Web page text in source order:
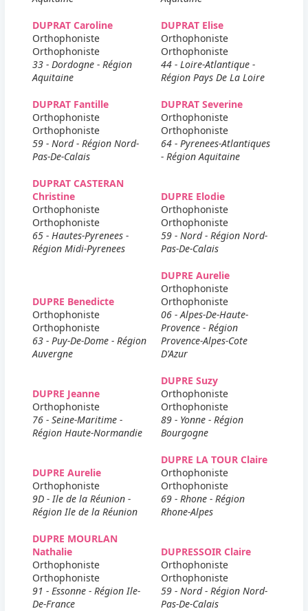
DUPRAT Caroline
Orthophoniste
Orthophoniste
33 - Dordogne - Région
Aquitaine
DUPRAT Elise
Orthophoniste
Orthophoniste
44 - Loire-Atlantique -
Région Pays De La Loire
DUPRAT Fantille
Orthophoniste
Orthophoniste
59 - Nord - Région Nord-
Pas-De-Calais
DUPRAT Severine
Orthophoniste
Orthophoniste
64 - Pyrenees-Atlantiques
- Région Aquitaine
DUPRAT CASTERAN
Christine
Orthophoniste
Orthophoniste
65 - Hautes-Pyrenees -
Région Midi-Pyrenees
DUPRE Elodie
Orthophoniste
Orthophoniste
59 - Nord - Région Nord-
Pas-De-Calais
DUPRE Benedicte
Orthophoniste
Orthophoniste
63 - Puy-De-Dome - Région
Auvergne
DUPRE Aurelie
Orthophoniste
Orthophoniste
06 - Alpes-De-Haute-
Provence - Région
Provence-Alpes-Cote
D'Azur
DUPRE Jeanne
Orthophoniste
76 - Seine-Maritime -
Région Haute-Normandie
DUPRE Suzy
Orthophoniste
Orthophoniste
89 - Yonne - Région
Bourgogne
DUPRE Aurelie
Orthophoniste
9D - Ile de la Réunion -
Région Ile de la Réunion
DUPRE LA TOUR Claire
Orthophoniste
Orthophoniste
69 - Rhone - Région
Rhone-Alpes
DUPRE MOURLAN
Nathalie
Orthophoniste
Orthophoniste
91 - Essonne - Région Ile-
De-France
DUPRESSOIR Claire
Orthophoniste
Orthophoniste
59 - Nord - Région Nord-
Pas-De-Calais